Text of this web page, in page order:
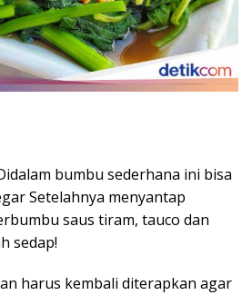
bumbu sederhana ini bisa
Setelahnya menyantap
saus tiram, tauco dan
sedap!
harus kembali diterapkan agar